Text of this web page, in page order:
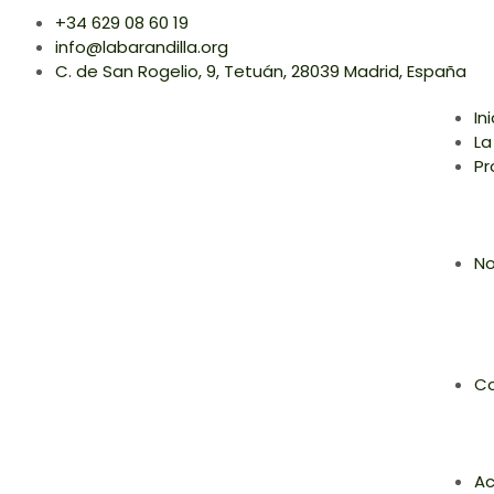
+34 629 08 60 19
info@labarandilla.org
C. de San Rogelio, 9, Tetuán, 28039 Madrid, España